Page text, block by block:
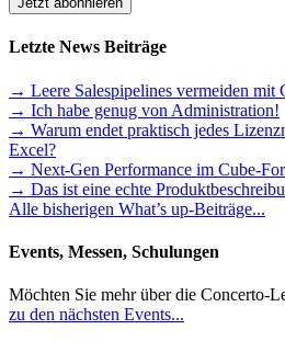
Letzte News Beiträge
→ Leere Salespipelines vermeiden mit
→ Ich habe genug von Administration!
→ Warum endet praktisch jedes
Excel?
→ Next-Gen Performance im Cube-
→ Das ist eine echte
Alle bisherigen What’s up-Beiträge...
Events, Messen, Schulungen
Möchten Sie mehr über die Concerto-
zu den nächsten Events...